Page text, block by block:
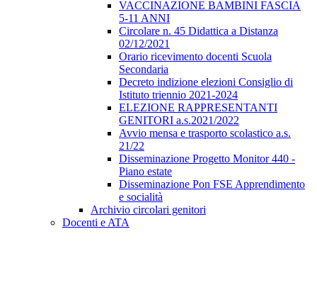
VACCINAZIONE BAMBINI FASCIA
5-11 ANNI
Circolare n. 45 Didattica a Distanza
02/12/2021
Orario ricevimento docenti Scuola
Secondaria
Decreto indizione elezioni Consiglio di
Istituto triennio 2021-2024
ELEZIONE RAPPRESENTANTI
GENITORI a.s.2021/2022
Avvio mensa e trasporto scolastico a.s.
21/22
Disseminazione Progetto Monitor 440 -
Piano estate
Disseminazione Pon FSE Apprendimento
e socialità
Archivio circolari genitori
Docenti e ATA